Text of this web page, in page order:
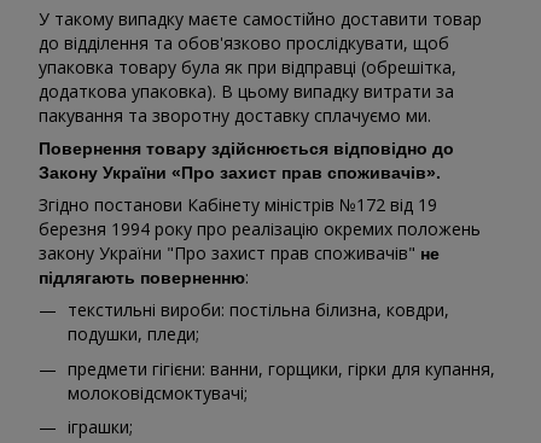
У такому випадку маєте самостійно доставити товар
до відділення та обов'язково прослідкувати, щоб
упаковка товару була як при відправці (обрешітка,
додаткова упаковка). В цьому випадку витрати за
пакування та зворотну доставку сплачуємо ми.
Повернення товару здійснюється відповідно до
Закону України «Про захист прав споживачів».
Згідно постанови Кабінету міністрів №172 від 19
березня 1994 року про реалізацію окремих положень
закону України "Про захист прав споживачів" не
підлягають поверненню:
текстильні вироби: постільна білизна, ковдри,
подушки, пледи;
предмети гігієни: ванни, горщики, гірки для купання,
молоковідсмоктувачі;
іграшки;